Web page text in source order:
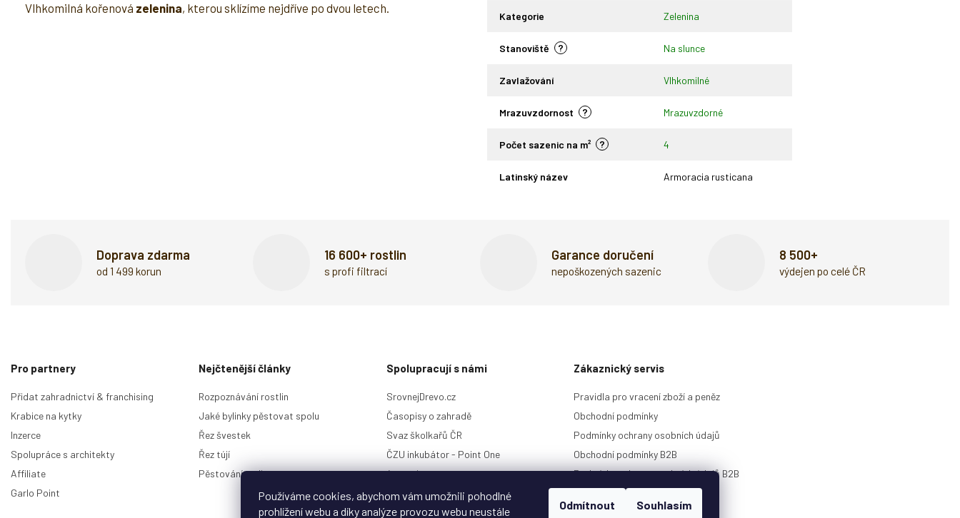
Používáme cookies, abychom vám umožnili pohodlné
prohlížení webu a díky analýze provozu webu neustále
Odmítnout Souhlasím
Vlhkomilná kořenová zelenina, kterou sklízíme nejdříve po dvou letech.
Kategorie Zelenina
?
Stanoviště Na slunce
Zavlažování Vlhkomilné
?
Mrazuvzdornost Mrazuvzdorné
?
Počet sazenic na m² 4
Latinský název Armoracia rusticana
Doprava zdarma
od 1 499 korun
16 600+ rostlin
s profi filtrací
Garance doručení
nepoškozených sazenic
8 500+
výdejen po celé ČR
Pro partnery
Přidat zahradnictví & franchising
Krabice na kytky
Inzerce
Spolupráce s architekty
Affiliate
Garlo Point
Nejčtenější články
Rozpoznávání rostlin
Jaké bylinky pěstovat spolu
Řez švestek
Řez tújí
Pěstování malin
Spolupracují s námi
SrovnejDrevo.cz
Časopisy o zahradě
Svaz školkařů ČR
ČZU inkubátor - Point One
4camping.cz
Zákaznický servis
Pravidla pro vracení zboží a peněz
Obchodní podmínky
Podmínky ochrany osobních údajů
Obchodní podmínky B2B
Podmínky ochrany osobních údajů B2B
Kontakt a historie